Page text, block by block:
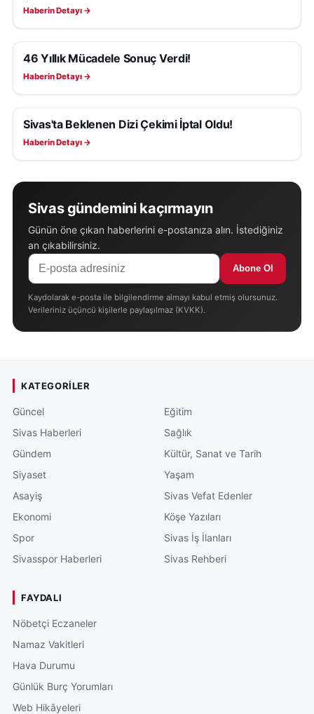
Haberin Detayı →
KÜLTÜR, SANAT VE TARIH
46 Yıllık Mücadele Sonuç Verdi!
Haberin Detayı →
KÜLTÜR, SANAT VE TARIH
Sivas'ta Beklenen Dizi Çekimi İptal Oldu!
Haberin Detayı →
Sivas gündemini kaçırmayın
Günün öne çıkan haberlerini e-postanıza alın. İstediğiniz
an çıkabilirsiniz.
Abone Ol
Kaydolarak e-posta ile bilgilendirme almayı kabul etmiş olursunuz.
Verileriniz üçüncü kişilerle paylaşılmaz (KVKK).
KATEGORILER
Güncel
Sivas Haberleri
Gündem
Siyaset
Asayiş
Ekonomi
Spor
Sivasspor Haberleri
Eğitim
Sağlık
Kültür, Sanat ve Tarih
Yaşam
Sivas Vefat Edenler
Köşe Yazıları
Sivas İş İlanları
Sivas Rehberi
FAYDALI
Nöbetçi Eczaneler
Namaz Vakitleri
Hava Durumu
Günlük Burç Yorumları
Web Hikâyeleri